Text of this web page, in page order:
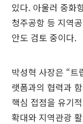
있다. 아울러 중화
청주공항 등 지역
안도 검토 중이다.
박성혁 사장은 “트
랫폼과의 협력과
핵심 접점을 유기
확대와 지역관광